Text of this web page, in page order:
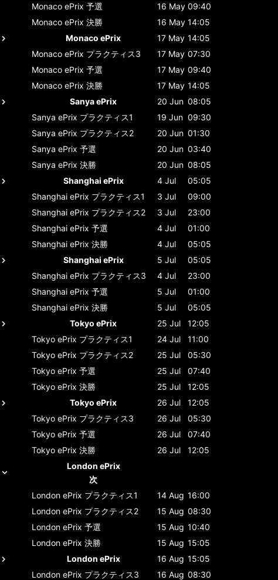
Monaco ePrix 予選 16 May 09:40
Monaco ePrix 決勝 16 May 14:05
Monaco ePrix
17 May 14:05
Monaco ePrix プラクティス3 17 May 07:30
Monaco ePrix 予選 17 May 09:40
Monaco ePrix 決勝 17 May 14:05
Sanya ePrix
20 Jun 08:05
Sanya ePrix プラクティス1 19 Jun 09:30
Sanya ePrix プラクティス2 20 Jun 01:30
Sanya ePrix 予選 20 Jun 03:40
Sanya ePrix 決勝 20 Jun 08:05
Shanghai ePrix
4 Jul
05:05
Shanghai ePrix プラクティス1 3 Jul
09:00
Shanghai ePrix プラクティス2 3 Jul
23:00
Shanghai ePrix 予選 4 Jul
01:00
Shanghai ePrix 決勝 4 Jul
05:05
Shanghai ePrix
5 Jul
05:05
Shanghai ePrix プラクティス3 4 Jul
23:00
Shanghai ePrix 予選 5 Jul
01:00
Shanghai ePrix 決勝 5 Jul
05:05
Tokyo ePrix
25 Jul
12:05
Tokyo ePrix プラクティス1 24 Jul
11:00
Tokyo ePrix プラクティス2 25 Jul
05:30
Tokyo ePrix 予選 25 Jul
07:40
Tokyo ePrix 決勝 25 Jul
12:05
Tokyo ePrix
26 Jul
12:05
Tokyo ePrix プラクティス3 26 Jul
05:30
Tokyo ePrix 予選 26 Jul
07:40
Tokyo ePrix 決勝 26 Jul
12:05
London ePrix
次
London ePrix プラクティス1 14 Aug 16:00
London ePrix プラクティス2 15 Aug 08:30
London ePrix 予選 15 Aug 10:40
London ePrix 決勝 15 Aug 15:05
London ePrix
16 Aug 15:05
London ePrix プラクティス3 16 Aug 08:30